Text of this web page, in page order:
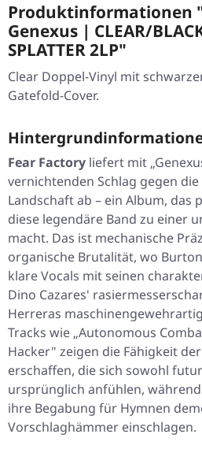
Produktinformationen
Genexus | CLEAR/
SPLATTER 2LP"
Clear Doppel-Vinyl mit
Gatefold-Cover.
Fear Factory liefert mit
vernichtenden Schlag gegen
Landschaft ab – ein Album,
diese legendäre Band zu einer
macht. Das ist mechanische
organische Brutalität, wo
klare Vocals mit seinen
Dino Cazares'
Herreras
Tracks wie „Autonomous
Hacker" zeigen die Fähigkeit
erschaffen, die sich sowohl
ursprünglich anfühlen,
ihre Begabung für Hymnen
Vorschlaghämmer einschlagen.